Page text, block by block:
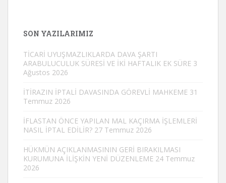
SON YAZILARIMIZ
TİCARİ UYUŞMAZLIKLARDA DAVA ŞARTI
ARABULUCULUK SÜRESİ VE İKİ HAFTALIK EK SÜRE 3
Ağustos 2026
İTİRAZIN İPTALİ DAVASINDA GÖREVLİ MAHKEME 31
Temmuz 2026
İFLASTAN ÖNCE YAPILAN MAL KAÇIRMA İŞLEMLERİ
NASIL İPTAL EDİLİR? 27 Temmuz 2026
HÜKMÜN AÇIKLANMASININ GERİ BIRAKILMASI
KURUMUNA İLİŞKİN YENİ DÜZENLEME 24 Temmuz
2026